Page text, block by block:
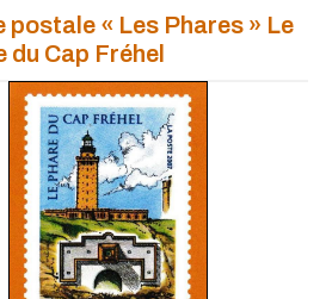
postale « Les Phares » Le
du Cap Fréhel